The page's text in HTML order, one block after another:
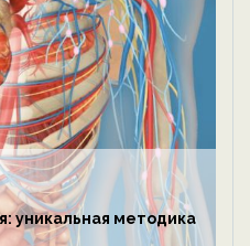
уникальная методика